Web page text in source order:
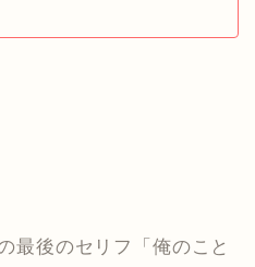
最後のセリフ「俺のこと